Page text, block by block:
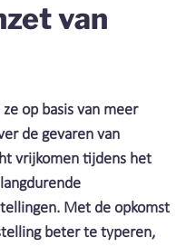
Air Nederland
van
op basis van meer
de gevaren van
vrijkomen tijdens het
Met de opkomst
beter te typeren,